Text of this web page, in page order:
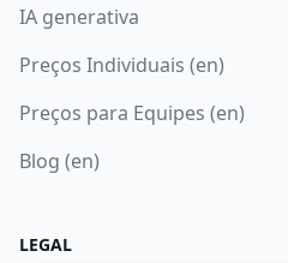
IA generativa
Preços Individuais (en)
Preços para Equipes (en)
Blog (en)
LEGAL